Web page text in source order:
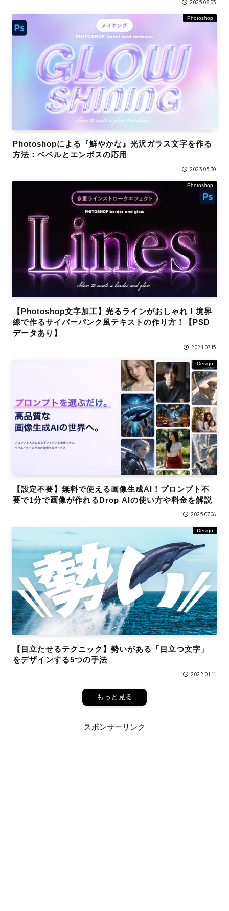
2025.08.03
Photoshop
Photoshopによる『鮮やかな』光沢ガラス文字を作る
方法：ベベルとエンボスの応用
2023.05.30
Photoshop
【Photoshop文字加工】光るラインがおしゃれ！境界
線で作るサイバーパンク風テキストの作り方！【PSD
データあり】
2024.07.15
Design
【設定不要】無料で使える画像生成AI！プロンプト不
要で1分で画像が作れるDrop AIの使い方や料金を解説
2025.07.06
Design
【目立たせるテクニック】勢いがある「目立つ文字」
をデザインする5つの手法
2022.01.11
もっと見る
スポンサーリンク